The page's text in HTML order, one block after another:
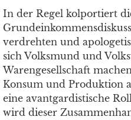
In der Regel kolportiert
verdrehten und
sich Volksmund und
Warengesellschaft
Konsum und Produktion
eine avantgardistische
wird dieser